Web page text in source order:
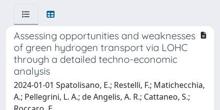
Assessing opportunities and weaknesses
of green hydrogen transport via LOHC
through a detailed techno-economic
analysis
2024-01-01 Spatolisano, E.; Restelli, F.; Matichecchia,
A.; Pellegrini, L. A.; de Angelis, A. R.; Cattaneo, S.;